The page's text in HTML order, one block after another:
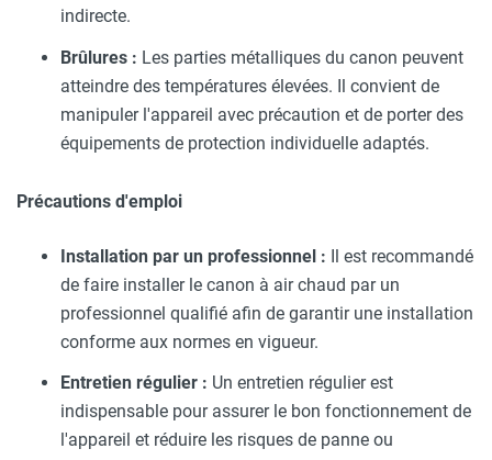
indirecte.
Brûlures : Les parties métalliques du canon peuvent
atteindre des températures élevées. Il convient de
manipuler l'appareil avec précaution et de porter des
équipements de protection individuelle adaptés.
Précautions d'emploi
Installation par un professionnel : Il est recommandé
de faire installer le canon à air chaud par un
professionnel qualifié afin de garantir une installation
conforme aux normes en vigueur.
Entretien régulier : Un entretien régulier est
indispensable pour assurer le bon fonctionnement de
l'appareil et réduire les risques de panne ou